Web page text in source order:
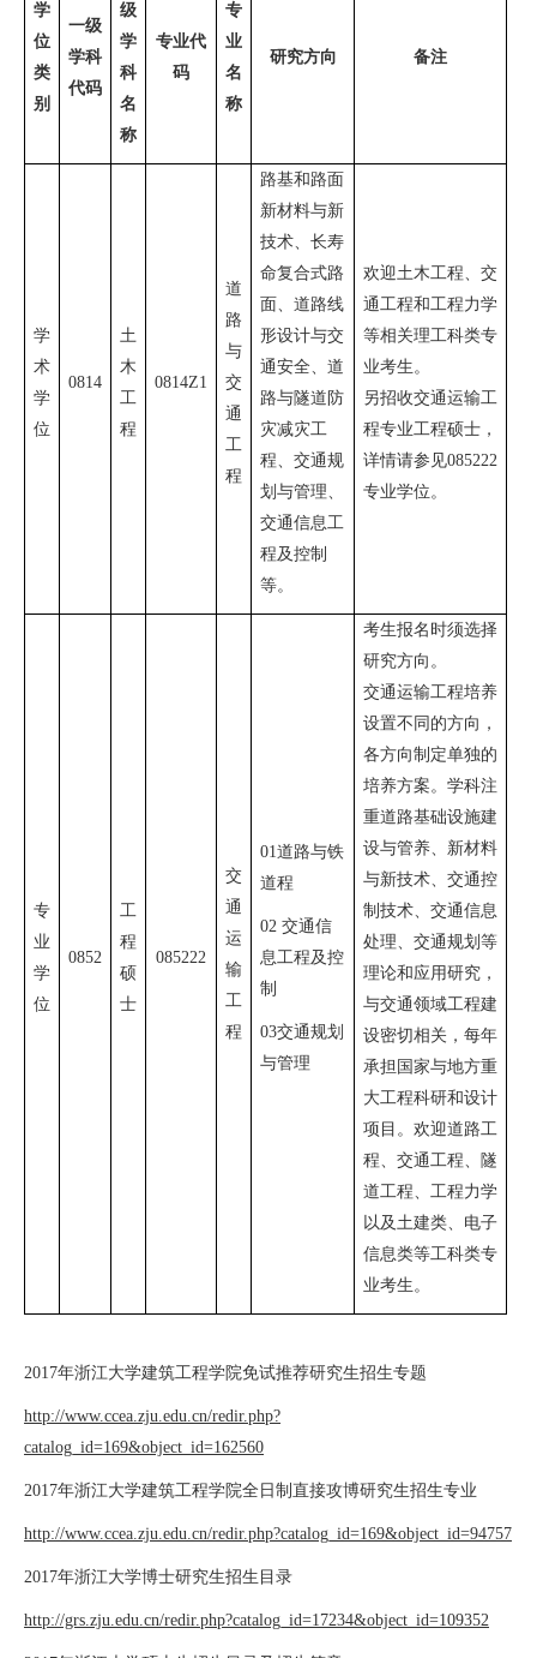
学
位
类
别
一级
学科
代码
级
学
科
名
称
专业代
码
专
业
名
称
研究方向 备注
学
术
学
位
0814
土
木
工
程
0814Z1
道
路
与
交
通
工
程
路基和路面
新材料与新
技术、长寿
命复合式路
面、道路线
形设计与交
通安全、道
路与隧道防
灾减灾工
程、交通规
划与管理、
交通信息工
程及控制
等。
欢迎土木工程、交
通工程和工程力学
等相关理工科类专
业考生。
另招收交通运输工
程专业工程硕士，
详情请参见085222
专业学位。
专
业
学
位
0852
工
程
硕
士
085222
交
通
运
输
工
程
01道路与铁
道程
02 交通信
息工程及控
制
03交通规划
与管理
考生报名时须选择
研究方向。
交通运输工程培养
设置不同的方向，
各方向制定单独的
培养方案。学科注
重道路基础设施建
设与管养、新材料
与新技术、交通控
制技术、交通信息
处理、交通规划等
理论和应用研究，
与交通领域工程建
设密切相关，每年
承担国家与地方重
大工程科研和设计
项目。欢迎道路工
程、交通工程、隧
道工程、工程力学
以及土建类、电子
信息类等工科类专
业考生。
2017年浙江大学建筑工程学院免试推荐研究生招生专题
http://www.ccea.zju.edu.cn/redir.php?
catalog_id=169&object_id=162560
2017年浙江大学建筑工程学院全日制直接攻博研究生招生专业
http://www.ccea.zju.edu.cn/redir.php?catalog_id=169&object_id=94757
2017年浙江大学博士研究生招生目录
http://grs.zju.edu.cn/redir.php?catalog_id=17234&object_id=109352